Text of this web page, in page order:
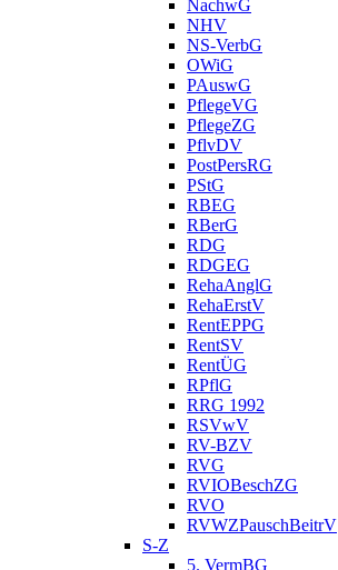
NachwG
NHV
NS-VerbG
OWiG
PAuswG
PflegeVG
PflegeZG
PflvDV
PostPersRG
PStG
RBEG
RBerG
RDG
RDGEG
RehaAnglG
RehaErstV
RentEPPG
RentSV
RentÜG
RPflG
RRG 1992
RSVwV
RV-BZV
RVG
RVIOBeschZG
RVO
RVWZPauschBeitrV
S-Z
5. VermBG